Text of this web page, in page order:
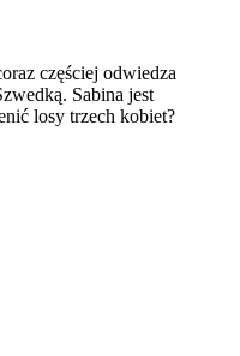
częściej odwiedza
Sabina jest
losy trzech kobiet?